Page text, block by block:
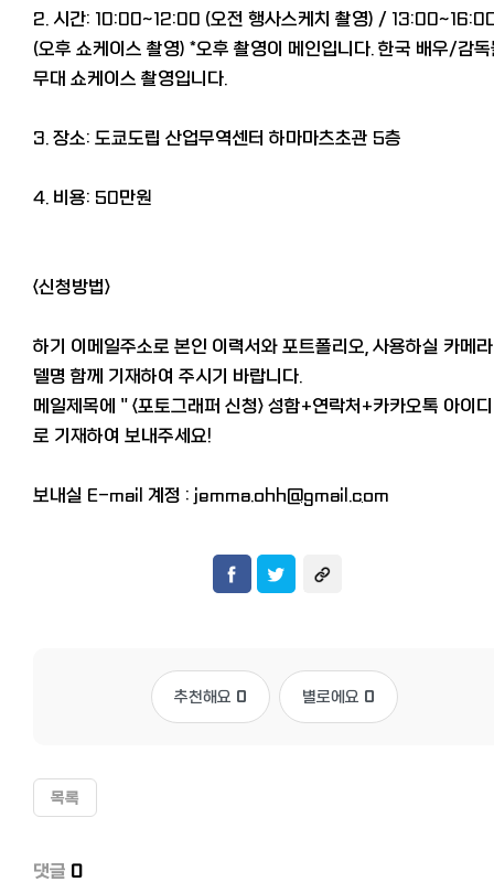
2. 시간: 10:00~12:00 (오전 행사스케치 촬영) /
(오후 쇼케이스 촬영) *오후 촬영이 메인입니다. 한국 배우/감
무대 쇼케이스 촬영입니다.
3. 장소: 도쿄도립 산업무역센터 하마마츠초관 5층
4. 비용: 50만원
<신청방법>
하기 이메일주소로 본인 이력서와 포트폴리오, 사용하실 카메
델명 함께 기재하여 주시기 바랍니다.
메일제목에 " <포토그래퍼 신청> 성함+연락처+카카오톡 아이
로 기재하여 보내주세요!
보내실 E-mail 계정 : jemma.ohh@gmail.com
추천해요 0 별로에요 0
목록
댓글 0